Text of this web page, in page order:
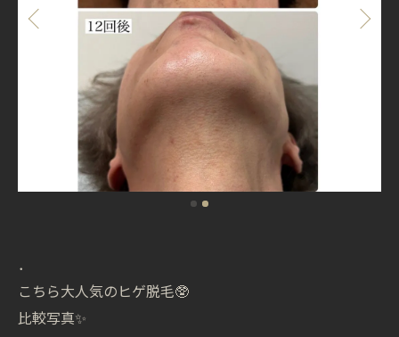
．
こちら大人気のヒゲ脱毛🥸
比較写真✨